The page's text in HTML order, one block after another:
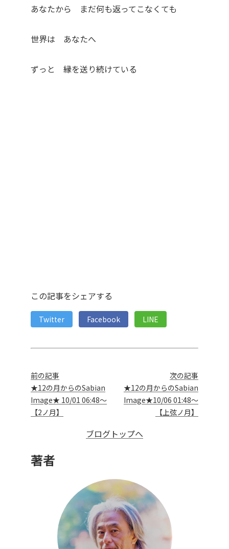
あなたから まだ何も返ってこなくても
世界は あなたへ
ずっと 縁を送り続けている
この記事をシェアする
Twitter Facebook LINE
前の記事
★12の月からのSabian
Image★ 10/01 06:48～
【2ノ月】
次の記事
★12の月からのSabian
Image★10/06 01:48～
【上弦ノ月】
ブログトップへ
著者